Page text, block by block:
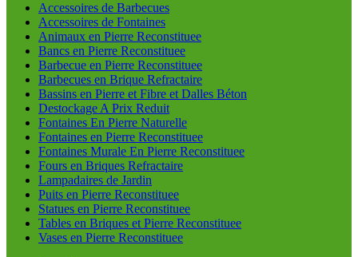
Accessoires de Barbecues
Accessoires de Fontaines
Animaux en Pierre Reconstituee
Bancs en Pierre Reconstituee
Barbecue en Pierre Reconstituee
Barbecues en Brique Refractaire
Bassins en Pierre et Fibre et Dalles Béton
Destockage A Prix Reduit
Fontaines En Pierre Naturelle
Fontaines en Pierre Reconstituee
Fontaines Murale En Pierre Reconstituee
Fours en Briques Refractaire
Lampadaires de Jardin
Puits en Pierre Reconstituee
Statues en Pierre Reconstituee
Tables en Briques et Pierre Reconstituee
Vases en Pierre Reconstituee